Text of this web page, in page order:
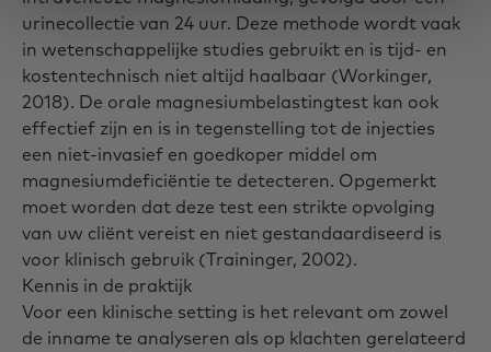
urinecollectie van 24 uur. Deze methode wordt vaak
in wetenschappelijke studies gebruikt en is tijd- en
kostentechnisch niet altijd haalbaar (Workinger,
2018). De orale magnesiumbelastingtest kan ook
effectief zijn en is in tegenstelling tot de injecties
een niet-invasief en goedkoper middel om
magnesiumdeficiëntie te detecteren. Opgemerkt
moet worden dat deze test een strikte opvolging
van uw cliënt vereist en niet gestandaardiseerd is
voor klinisch gebruik (Traininger, 2002).
Kennis in de praktijk
Voor een klinische setting is het relevant om zowel
de inname te analyseren als op klachten gerelateerd